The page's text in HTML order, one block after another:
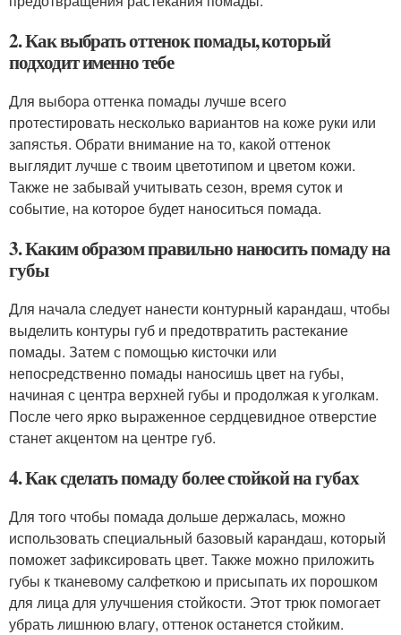
2. Как выбрать оттенок помады, который
подходит именно тебе
Для выбора оттенка помады лучше всего
протестировать несколько вариантов на коже руки или
запястья. Обрати внимание на то, какой оттенок
выглядит лучше с твоим цветотипом и цветом кожи.
Также не забывай учитывать сезон, время суток и
событие, на которое будет наноситься помада.
3. Каким образом правильно наносить помаду на
губы
Для начала следует нанести контурный карандаш, чтобы
выделить контуры губ и предотвратить растекание
помады. Затем с помощью кисточки или
непосредственно помады наносишь цвет на губы,
начиная с центра верхней губы и продолжая к уголкам.
После чего ярко выраженное сердцевидное отверстие
станет акцентом на центре губ.
4. Как сделать помаду более стойкой на губах
Для того чтобы помада дольше держалась, можно
использовать специальный базовый карандаш, который
поможет зафиксировать цвет. Также можно приложить
губы к тканевому салфеткою и присыпать их порошком
для лица для улучшения стойкости. Этот трюк помогает
убрать лишнюю влагу, оттенок останется стойким.